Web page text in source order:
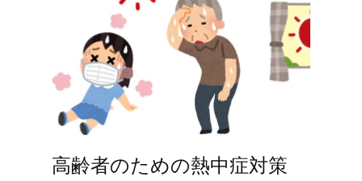
高齢者のための熱中症対策